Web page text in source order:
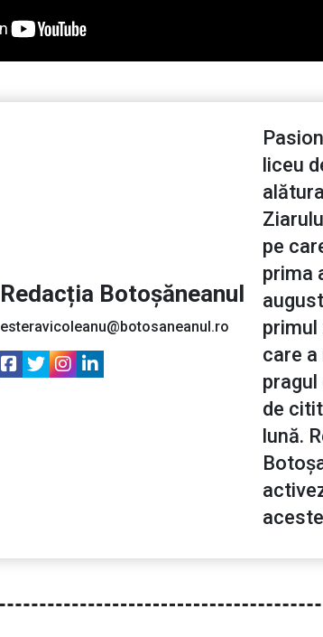
Redacția Botoșăneanul
esteravicoleanu@botosaneanul.ro
liceu
pe
prima
primul
care
pragul
de
lună.